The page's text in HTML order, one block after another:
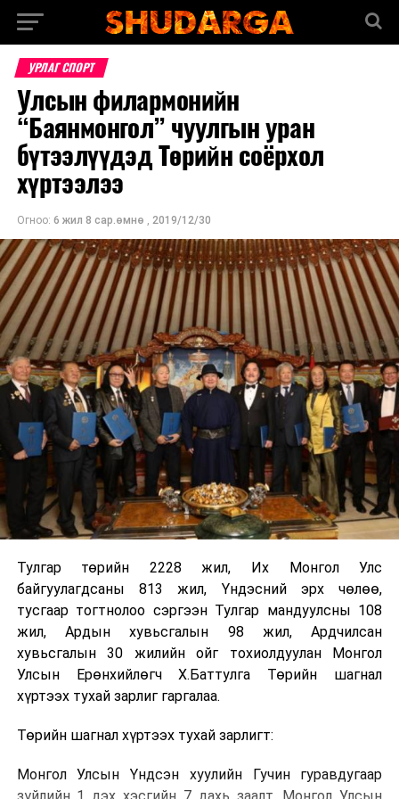
УРЛАГ СПОРТ
Улсын филармонийн
“Баянмонгол” чуулгын уран
бүтээлүүдэд Төрийн соёрхол
хүртээлээ
Огноо: 6 жил 8 сар.өмнө , 2019/12/30
Тулгар төрийн 2228 жил, Их Монгол Улс
байгуулагдсаны 813 жил, Үндэсний эрх чөлөө,
тусгаар тогтнолоо сэргээн Тулгар мандуулсны 108
жил, Ардын хувьсгалын 98 жил, Ардчилсан
хувьсгалын 30 жилийн ойг тохиолдуулан Монгол
Улсын Ерөнхийлөгч Х.Баттулга Төрийн шагнал
хүртээх тухай зарлиг гаргалаа.
Төрийн шагнал хүртээх тухай зарлигт:
Монгол Улсын Үндсэн хуулийн Гучин гуравдугаар